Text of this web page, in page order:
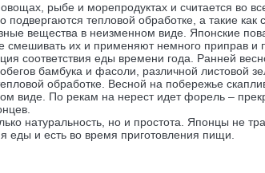
рыбе и морепродуктах и считается во
подвергаются тепловой обработке, а такие
вещества в неизменном виде. Японские
смешивать их и применяют немного приправ и
соответствия еды времени года. Ранней
бамбука и фасоли, различной листовой
обработке. Весной на побережье
виде. По рекам на нерест идет форель –
натуральность, но и простота. Японцы не
еды и есть во время приготовления пищи.